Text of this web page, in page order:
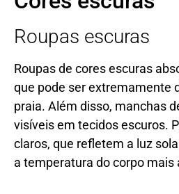
Roupas escuras
Roupas de cores escuras
que pode ser extremamente
praia. Além disso, manchas
visíveis em tecidos escuros.
claros, que refletem a luz
a temperatura do corpo mais